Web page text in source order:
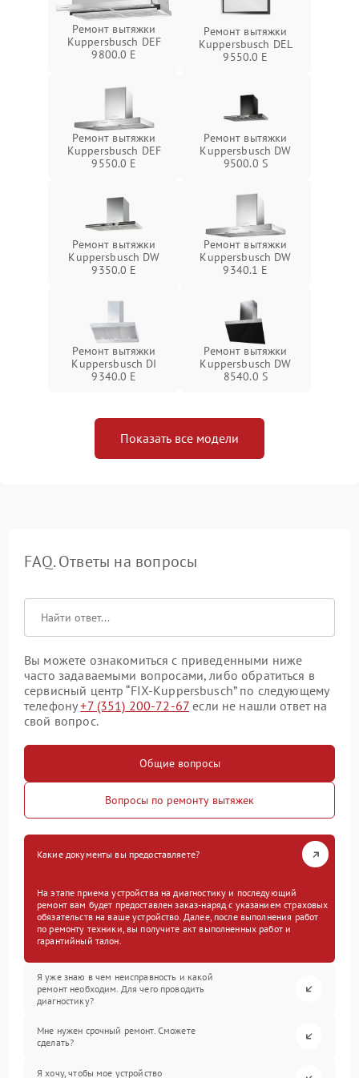
Ремонт вытяжки
Kuppersbusch DEF
9800.0 E
Ремонт вытяжки
Kuppersbusch DEL
9550.0 E
Ремонт вытяжки
Kuppersbusch DEF
9550.0 E
Ремонт вытяжки
Kuppersbusch DW
9500.0 S
Ремонт вытяжки
Kuppersbusch DW
9350.0 E
Ремонт вытяжки
Kuppersbusch DW
9340.1 E
Ремонт вытяжки
Kuppersbusch DI
9340.0 E
Ремонт вытяжки
Kuppersbusch DW
8540.0 S
Показать все модели
FAQ. Ответы на вопросы
Вы можете ознакомиться с приведенными ниже
часто задаваемыми вопросами, либо обратиться в
сервисный центр “FIX-Kuppersbusch” по следующему
телефону+7 (351) 200-72-67 если не нашли ответ на
свой вопрос.
Общие вопросы
Вопросы по ремонту вытяжек
Какие документы вы предоставляете?
На этапе приема устройства на диагностику и последующий
ремонт вам будет предоставлен заказ-наряд с указанием страховых
обязательств на ваше устройство. Далее, после выполнения работ
по ремонту техники, вы получите акт выполненных работ и
гарантийный талон.
Я уже знаю в чем неисправность и какой
ремонт необходим. Для чего проводить
диагностику?
Мне нужен срочный ремонт. Сможете
сделать?
Я хочу, чтобы мое устройство